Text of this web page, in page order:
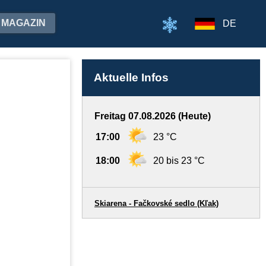
MAGAZIN DE
Aktuelle Infos
Freitag 07.08.2026 (Heute)
17:00 23 °C
18:00 20 bis 23 °C
Skiarena - Fačkovské sedlo (Kľak)